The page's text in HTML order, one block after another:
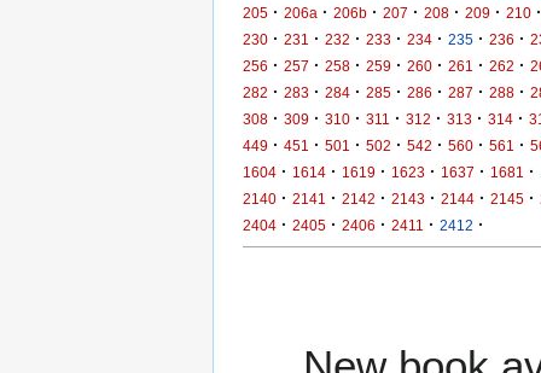
205 · 206a · 206b · 207 · 208 · 209 · 210 ·
230 · 231 · 232 · 233 · 234 · 235 · 236 ·
256 · 257 · 258 · 259 · 260 · 261 · 262 ·
282 · 283 · 284 · 285 · 286 · 287 · 288 ·
308 · 309 · 310 · 311 · 312 · 313 · 314 ·
449 · 451 · 501 · 502 · 542 · 560 · 561 ·
1604 · 1614 · 1619 · 1623 · 1637 · 1681 ·
2140 · 2141 · 2142 · 2143 · 2144 · 2145 ·
2404 · 2405 · 2406 · 2411 · 2412 ·